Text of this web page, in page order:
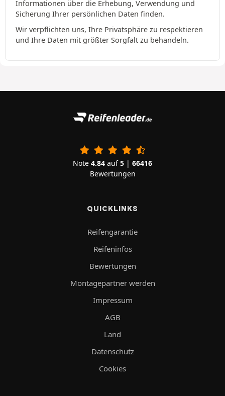
Informationen über die Erhebung, Verwendung und
Sicherung Ihrer persönlichen Daten finden.
Wir verpflichten uns, Ihre Privatsphäre zu respektieren
und Ihre Daten mit größter Sorgfalt zu behandeln.
Note 4.84 auf5 | 66416
Bewertungen
QUICKLINKS
Reifengarantie
Reifeninfos
Bewertungen
Montagepartner werden
Impressum
AGB
Land
Datenschutz
Cookies